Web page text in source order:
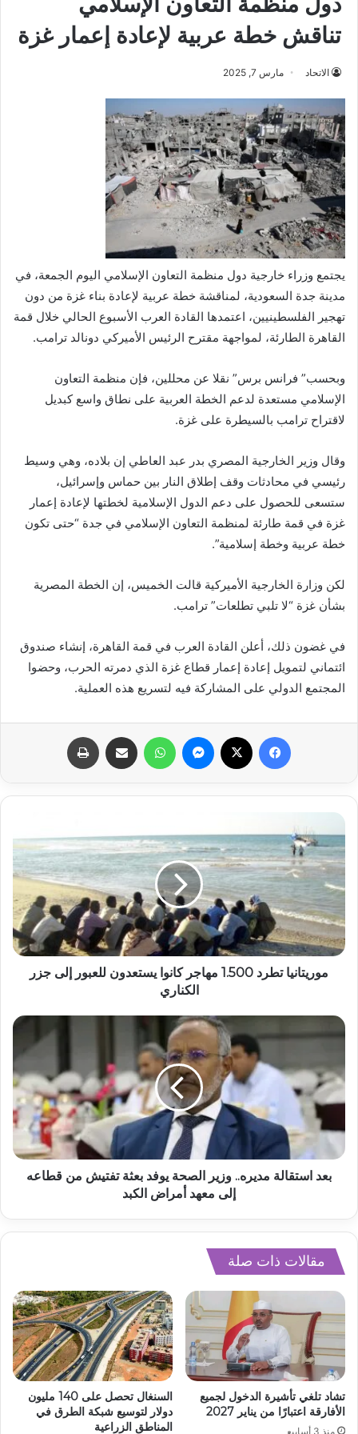
تناقش خطة عربية لإعادة إعمار غزة
الاتحاد مارس 7, 2025
يجتمع وزراء خارجية دول منظمة التعاون الإسلامي اليوم الجمعة، في
مدينة جدة السعودية، لمناقشة خطة عربية لإعادة بناء غزة من دون
تهجير الفلسطينيين، اعتمدها القادة العرب الأسبوع الحالي خلال قمة
القاهرة الطارئة، لمواجهة مقترح الرئيس الأميركي دونالد ترامب.
وبحسب” فرانس برس” نقلا عن محللين، فإن منظمة التعاون
الإسلامي مستعدة لدعم الخطة العربية على نطاق واسع كبديل
لاقتراح ترامب بالسيطرة على غزة.
وقال وزير الخارجية المصري بدر عبد العاطي إن بلاده، وهي وسيط
رئيسي في محادثات وقف إطلاق النار بين حماس وإسرائيل،
ستسعى للحصول على دعم الدول الإسلامية لخطتها لإعادة إعمار
غزة في قمة طارئة لمنظمة التعاون الإسلامي في جدة “حتى تكون
خطة عربية وخطة إسلامية”.
لكن وزارة الخارجية الأميركية قالت الخميس، إن الخطة المصرية
بشأن غزة “لا تلبي تطلعات” ترامب.
في غضون ذلك، أعلن القادة العرب في قمة القاهرة، إنشاء صندوق
ائتماني لتمويل إعادة إعمار قطاع غزة الذي دمرته الحرب، وحضوا
المجتمع الدولي على المشاركة فيه لتسريع هذه العملية.
فيسبوك ماسنجر واتساب مشاركة عبر البريد
موريتانيا تطرد 1.500 مهاجر كانوا يستعدون للعبور إلى جزر
الكناري
بعد استقالة مديره.. وزير الصحة يوفد بعثة تفتيش من قطاعه
إلى معهد أمراض الكبد
مقالات ذات صلة
تشاد تلغي تأشيرة الدخول لجميع
الأفارقة اعتبارًا من يناير 2027
منذ 3 أسابيع
السنغال تحصل على 140 مليون
دولار لتوسيع شبكة الطرق في
المناطق الزراعية